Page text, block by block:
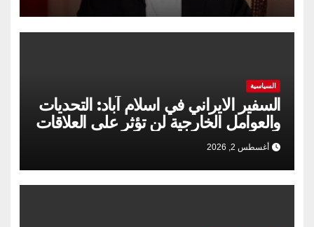
السياسية
السفير الايراني في اسلام آباد: التحديات
والعوامل الخارجية لن تؤثر على العلاقات
الإيرانية الباكستانية
أغسطس 2, 2026